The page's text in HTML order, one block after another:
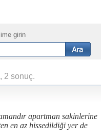
girin
2 sonuç.
apartman sakinlerine
en az hissedildiği yer de